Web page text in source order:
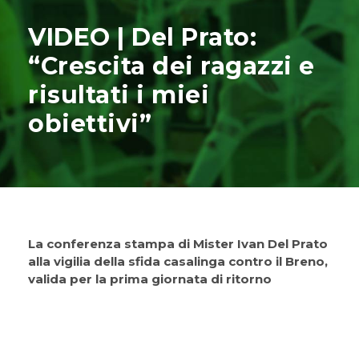
VIDEO | Del Prato:
“Crescita dei ragazzi e
risultati i miei
obiettivi”
La conferenza stampa di Mister Ivan Del Prato
alla vigilia della sfida casalinga contro il Breno,
valida per la prima giornata di ritorno